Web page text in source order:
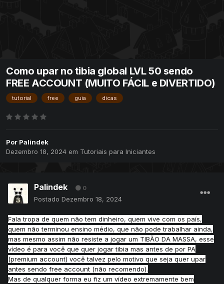
Como upar no tibia global LVL 50 sendo
FREE ACCOUNT (MUITO FÁCIL e DIVERTIDO)
tutorial free guia dicas
Por Palindek
Dezembro 18, 2024 em Tutoriais para Iniciantes
Palindek 0
Postado Dezembro 18, 2024
Fala tropa de quem não tem dinheiro, quem vive com os país,
quem não terminou ensino médio, que não pode trabalhar ainda,
mas mesmo assim não resiste a jogar um TIBÃO DA MASSA, esse
vídeo é para você que quer jogar tibia mas antes de por PA
(premium account) você talvez pelo motivo que seja quer upar
antes sendo free account (não recomendo).
Mas de qualquer forma eu fiz um vídeo extremamente bem